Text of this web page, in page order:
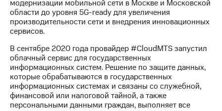
модернизации мобильной сети в Москве и Московской
области до уровня 5G-ready для увеличения
производительности сети и внедрения инновационных
сервисов.
В сентябре 2020 года провайдер #CloudMTS запустил
облачный сервис для государственных
информационных систем. Решение по защите данных,
которые обрабатываются в государственных
информационных системах и связаны со служебной,
финансовой или налоговой тайной, а также
персональными данными граждан, выполняет все